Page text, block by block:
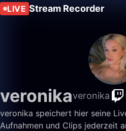
LIVE Stream Recorder
veronikaveronika
veronika speichert hier seine
Aufnahmen und Clips jederzeit